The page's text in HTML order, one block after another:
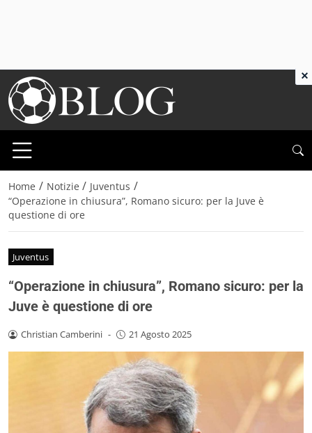
Home / Notizie / Juventus /
“Operazione in chiusura”, Romano sicuro: per la Juve è
questione di ore
Juventus
“Operazione in chiusura”, Romano sicuro: per la
Juve è questione di ore
Christian Camberini - 21 Agosto 2025
×